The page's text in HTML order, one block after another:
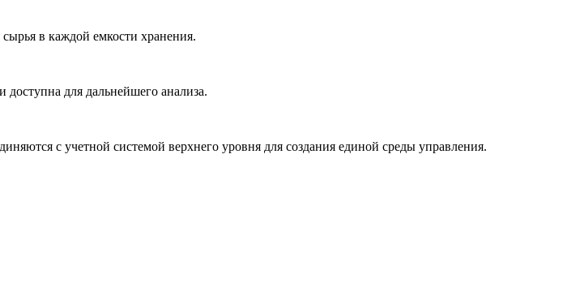
в каждой емкости хранения.
для дальнейшего анализа.
с учетной системой верхнего уровня для создания единой среды управления.